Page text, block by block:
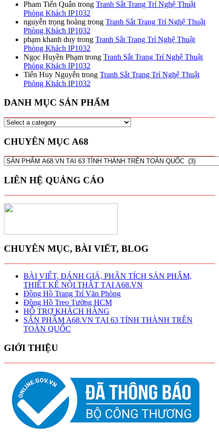
Pham Tiến Quân trong Tranh Sắt Trang Trí Nghệ Thuật
Phòng Khách IP1032
nguyễn trọng hoàng trong Tranh Sắt Trang Trí Nghệ Thuật
Phòng Khách IP1032
phạm khanh duy trong Tranh Sắt Trang Trí Nghệ Thuật
Phòng Khách IP1032
Ngọc Huyền Phạm trong Tranh Sắt Trang Trí Nghệ Thuật
Phòng Khách IP1032
Tiến Huy Nguyễn trong Tranh Sắt Trang Trí Nghệ Thuật
Phòng Khách IP1032
DANH MỤC SẢN PHẨM
CHUYÊN MỤC A68
CHUYÊN
A68
LIÊN HỆ QUẢNG CÁO
CHUYÊN MỤC, BÀI VIẾT, BLOG
BÀI VIẾT, ĐÁNH GIÁ, PHÂN TÍCH SẢN PHẨM,
THIẾT KẾ NỘI THẤT TẠI A68.VN
Đồng Hồ Trang Trí Văn Phòng
Đồng Hồ Treo Tường HCM
HỖ TRỢ KHÁCH HÀNG
SẢN PHẨM A68.VN TẠI 63 TỈNH THÀNH TRÊN
TOÀN QUỐC
GIỚI THIỆU